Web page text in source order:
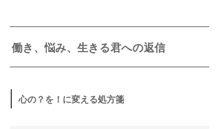
働き、悩み、生きる君への返信
心の？を！に変える処方箋